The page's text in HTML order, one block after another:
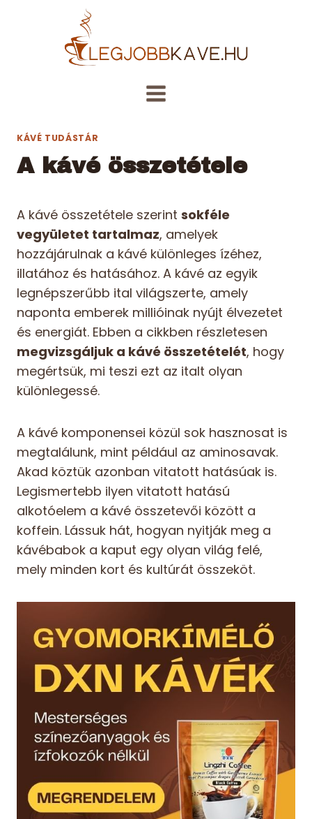
KÁVÉ TUDÁSTÁR
A kávé összetétele
A kávé összetétele szerint sokféle
vegyületet tartalmaz, amelyek
hozzájárulnak a kávé különleges ízéhez,
illatához és hatásához. A kávé az egyik
legnépszerűbb ital világszerte, amely
naponta emberek millióinak nyújt élvezetet
és energiát. Ebben a cikkben részletesen
megvizsgáljuk a kávé összetételét, hogy
megértsük, mi teszi ezt az italt olyan
különlegessé.
A kávé komponensei közül sok hasznosat is
megtalálunk, mint például az aminosavak.
Akad köztük azonban vitatott hatásúak is.
Legismertebb ilyen vitatott hatású
alkotóelem a kávé összetevői között a
koffein. Lássuk hát, hogyan nyitják meg a
kávébabok a kaput egy olyan világ felé,
mely minden kort és kultúrát összeköt.